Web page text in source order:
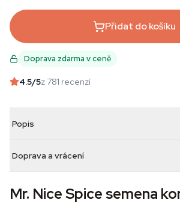
Přidat do košíku
Doprava zdarma v ceně
4.5/5z 781 recenzí
Popis
Doprava a vrácení
Mr. Nice Spice semena